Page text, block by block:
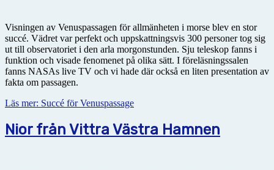
Visningen av Venuspassagen för allmänheten i morse blev en stor
succé. Vädret var perfekt och uppskattningsvis 300 personer tog sig
ut till observatoriet i den arla morgonstunden. Sju teleskop fanns i
funktion och visade fenomenet på olika sätt. I föreläsningssalen
fanns NASAs live TV och vi hade där också en liten presentation av
fakta om passagen.
Läs mer: Succé för Venuspassage
Nior från Vittra Västra Hamnen